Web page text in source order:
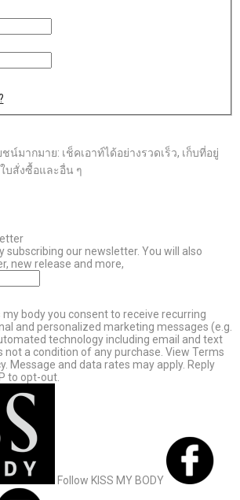
มากมาย: เช็คเอาท์ได้อย่างรวดเร็ว, เก็บที่อยู่
บสั่งซื้อและอื่น ๆ
subscribing our newsletter. You will also
new release and more,
my body you consent to receive recurring
and personalized marketing messages (e.g.
technology including email and text
not a condition of any purchase. View Terms
Message and data rates may apply. Reply
to opt-out.
Follow KISS MY BODY